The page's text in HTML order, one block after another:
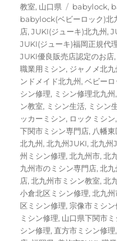
教室, 山口県
タ
グ
babylock,
babylock(ベビーロック)北
店,JUKI(ジューキ)北九州 ,
JUKI(ジューキ)福岡正規代
JUKI優良販売店認定のお店
職業用ミシン, ジャノメ北九
ンドメイド北九州 ,ベビーロ
シン修理, ミシン修理北九州 ,
ン教室, ミシン生活, ミシン
ッカーミシン, ロックミシン
下関市ミシン専門店, 八幡
北九州 ,北九州JUKI,北九州
州ミシン修理,北九州市,北
九州市のミシン専門店,北九
店,北九州市ミシン教室,北
小倉北区ミシン修理,北九
区ミシン修理, 宗像市ミシン
ミシン修理, 山口県下関市
シン修理, 直方市ミシン修理